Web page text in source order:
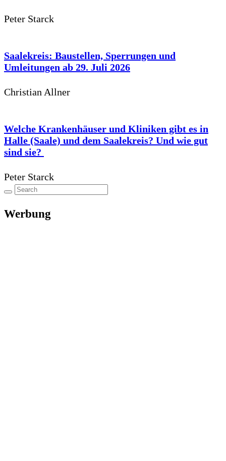
Peter Starck
Saalekreis: Baustellen, Sperrungen und
Umleitungen ab 29. Juli 2026
Christian Allner
Welche Krankenhäuser und Kliniken gibt es in
Halle (Saale) und dem Saalekreis? Und wie gut
sind sie?
Peter Starck
Werbung